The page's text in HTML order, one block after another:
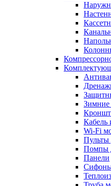
Зимние
Кабель
Wi-Fi
Пульты
Помпы
Панели